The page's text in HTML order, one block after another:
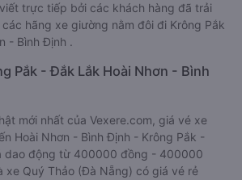
trực tiếp bởi các khách hàng đã trải
hãng xe giường nằm đôi đi Krông Pắk
- Bình Định .
Pắk - Đắk Lắk Hoài Nhơn - Bình
mới nhất của Vexere.com, giá vé xe
Hoài Nhơn - Bình Định - Krông Pắk -
dao động từ 400000 đồng - 400000
xe Quý Thảo (Đà Nẵng) có giá vé rẻ